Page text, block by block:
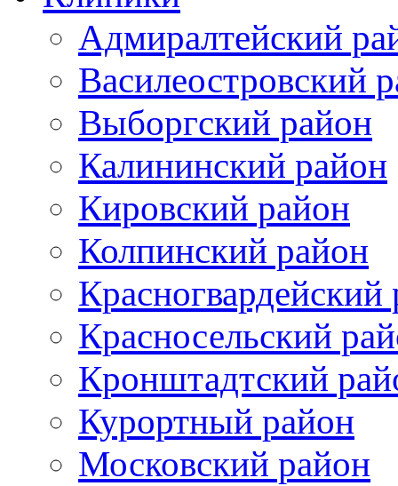
Адмиралтейский
Василеостровский
Выборгский район
Калининский район
Кировский район
Колпинский район
Красногвардейский
Красносельский
Кронштадтский
Курортный район
Московский район